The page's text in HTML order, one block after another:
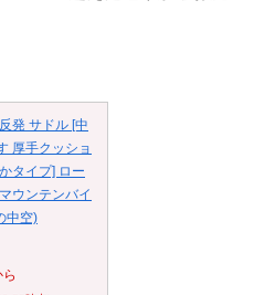
発 サドル [中
厚手クッショ
タイプ] ロー
ウンテンバイ
中空)